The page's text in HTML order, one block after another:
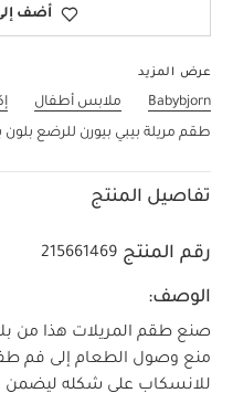
أضف
عرض المزيد
Babybjorn ملابس أطفال
طقم مريلة بيبي بيورن للرضع بلون
تفاصيل المنتج
رقم المنتج 215661469
الوصف:
صنع طقم المريلات هذا من
منع وصول الطعام إلى فم
للانسكاب على شكله ليضمن